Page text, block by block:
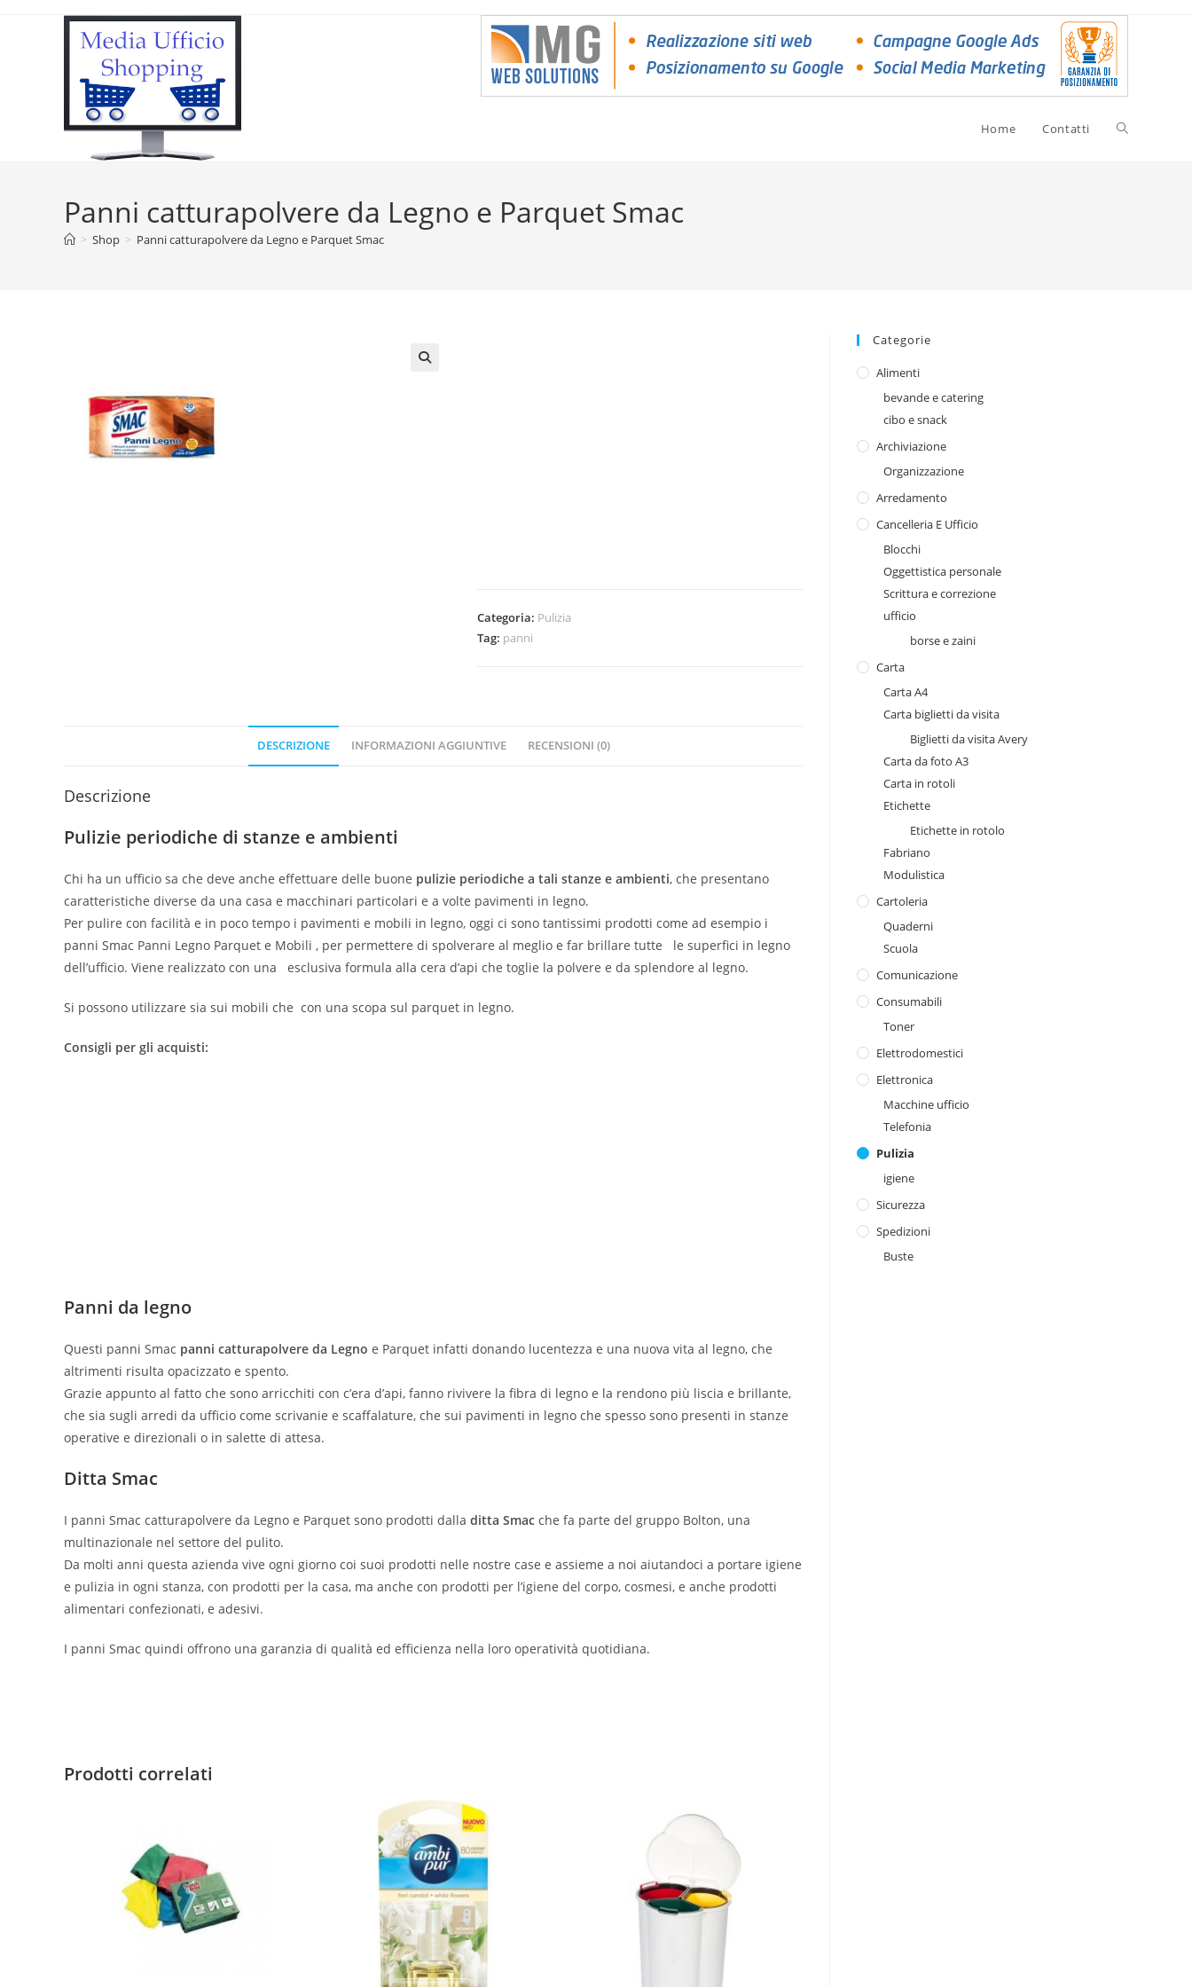
Home Contatti
Panni catturapolvere da Legno e Parquet Smac
> Shop > Panni catturapolvere da Legno e Parquet Smac
Categoria: Pulizia
Tag: panni
DESCRIZIONE INFORMAZIONI AGGIUNTIVE RECENSIONI (0)
Descrizione
Pulizie periodiche di stanze e ambienti
Chi ha un ufficio sa che deve anche effettuare delle buone pulizie periodiche a tali stanze e ambienti, che presentano
caratteristiche diverse da una casa e macchinari particolari e a volte pavimenti in legno.
Per pulire con facilità e in poco tempo i pavimenti e mobili in legno, oggi ci sono tantissimi prodotti come ad esempio i
panni Smac Panni Legno Parquet e Mobili , per permettere di spolverare al meglio e far brillare tutte le superfici in legno
dell’ufficio. Viene realizzato con una esclusiva formula alla cera d’api che toglie la polvere e da splendore al legno.
Si possono utilizzare sia sui mobili che con una scopa sul parquet in legno.
Consigli per gli acquisti:
Panni da legno
Questi panni Smac panni catturapolvere da Legno e Parquet infatti donando lucentezza e una nuova vita al legno, che
altrimenti risulta opacizzato e spento.
Grazie appunto al fatto che sono arricchiti con c’era d’api, fanno rivivere la fibra di legno e la rendono più liscia e brillante,
che sia sugli arredi da ufficio come scrivanie e scaffalature, che sui pavimenti in legno che spesso sono presenti in stanze
operative e direzionali o in salette di attesa.
Ditta Smac
I panni Smac catturapolvere da Legno e Parquet sono prodotti dalla ditta Smac che fa parte del gruppo Bolton, una
multinazionale nel settore del pulito.
Da molti anni questa azienda vive ogni giorno coi suoi prodotti nelle nostre case e assieme a noi aiutandoci a portare igiene
e pulizia in ogni stanza, con prodotti per la casa, ma anche con prodotti per l’igiene del corpo, cosmesi, e anche prodotti
alimentari confezionati, e adesivi.
I panni Smac quindi offrono una garanzia di qualità ed efficienza nella loro operatività quotidiana.
Prodotti correlati
Categorie
Alimenti
bevande e catering
cibo e snack
Archiviazione
Organizzazione
Arredamento
Cancelleria E Ufficio
Blocchi
Oggettistica personale
Scrittura e correzione
ufficio
borse e zaini
Carta
Carta A4
Carta biglietti da visita
Biglietti da visita Avery
Carta da foto A3
Carta in rotoli
Etichette
Etichette in rotolo
Fabriano
Modulistica
Cartoleria
Quaderni
Scuola
Comunicazione
Consumabili
Toner
Elettrodomestici
Elettronica
Macchine ufficio
Telefonia
Pulizia
igiene
Sicurezza
Spedizioni
Buste